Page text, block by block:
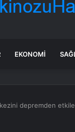
EKONOMI
depremden